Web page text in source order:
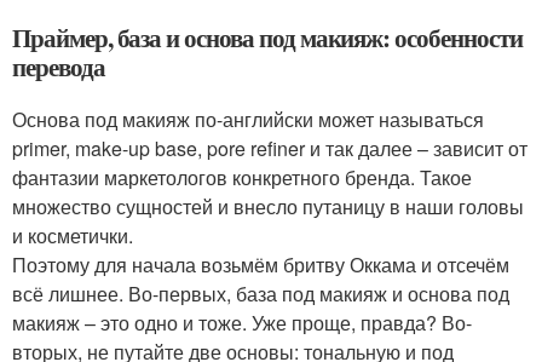
Праймер, база и основа под макияж: особенности
перевода
Основа под макияж по-английски может называться
primer, make-up base, pore refiner и так далее – зависит от
фантазии маркетологов конкретного бренда. Такое
множество сущностей и внесло путаницу в наши головы
и косметички.
Поэтому для начала возьмём бритву Оккама и отсечём
всё лишнее. Во-первых, база под макияж и основа под
макияж – это одно и тоже. Уже проще, правда? Во-
вторых, не путайте две основы: тональную и под